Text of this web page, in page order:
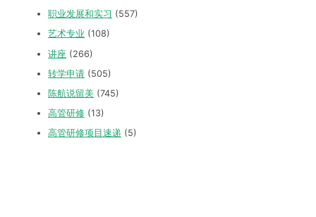
职业发展和实习 (557)
艺术专业 (108)
讲座 (266)
转学申请 (505)
陈航说留美 (745)
高管研修 (13)
高管研修项目速递 (5)